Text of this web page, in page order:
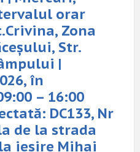
orar
Zona
Str.
|
în
– 16:00
DC133, Nr
de la strada
iesire Mihai